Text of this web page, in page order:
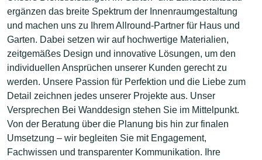
ergänzen das breite Spektrum der Innenraumgestaltung
und machen uns zu Ihrem Allround-Partner für Haus und
Garten. Dabei setzen wir auf hochwertige Materialien,
zeitgemäßes Design und innovative Lösungen, um den
individuellen Ansprüchen unserer Kunden gerecht zu
werden. Unsere Passion für Perfektion und die Liebe zum
Detail zeichnen jedes unserer Projekte aus. Unser
Versprechen Bei Wanddesign stehen Sie im Mittelpunkt.
Von der Beratung über die Planung bis hin zur finalen
Umsetzung – wir begleiten Sie mit Engagement,
Fachwissen und transparenter Kommunikation. Ihre